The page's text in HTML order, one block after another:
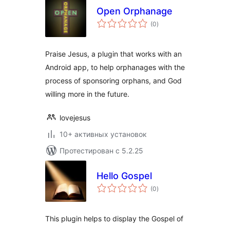
Open Orphanage
(0общий
рейтинг
)
Praise Jesus, a plugin that works with an
Android app, to help orphanages with the
process of sponsoring orphans, and God
willing more in the future.
lovejesus
10+ активных установок
Протестирован с 5.2.25
Hello Gospel
(0общий
рейтинг
)
This plugin helps to display the Gospel of